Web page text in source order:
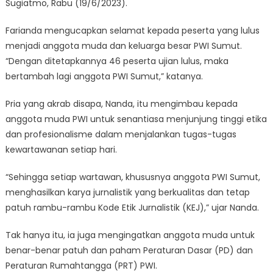
Sugiatmo, Rabu (19/6/2023).
Farianda mengucapkan selamat kepada peserta yang lulus
menjadi anggota muda dan keluarga besar PWI Sumut.
“Dengan ditetapkannya 46 peserta ujian lulus, maka
bertambah lagi anggota PWI Sumut,” katanya.
Pria yang akrab disapa, Nanda, itu mengimbau kepada
anggota muda PWI untuk senantiasa menjunjung tinggi etika
dan profesionalisme dalam menjalankan tugas-tugas
kewartawanan setiap hari.
“Sehingga setiap wartawan, khususnya anggota PWI Sumut,
menghasilkan karya jurnalistik yang berkualitas dan tetap
patuh rambu-rambu Kode Etik Jurnalistik (KEJ),” ujar Nanda.
Tak hanya itu, ia juga mengingatkan anggota muda untuk
benar-benar patuh dan paham Peraturan Dasar (PD) dan
Peraturan Rumahtangga (PRT) PWI.